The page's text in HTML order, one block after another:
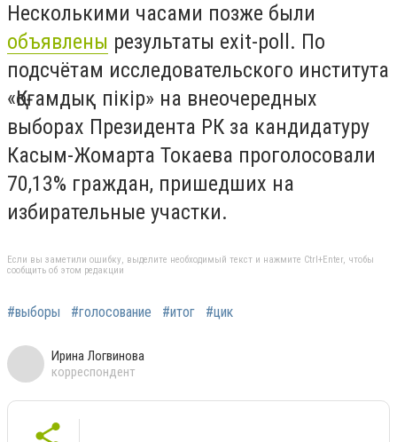
Несколькими часами позже были
объявлены результаты exit-poll. По
подсчётам исследовательского института
«Қоғамдық пікір» на внеочередных
выборах Президента РК за кандидатуру
Касым-Жомарта Токаева проголосовали
70,13% граждан, пришедших на
избирательные участки.
Если вы заметили ошибку, выделите необходимый текст и нажмите Ctrl+Enter, чтобы
сообщить об этом редакции
#выборы #голосование #итог #цик
Ирина Логвинова
корреспондент